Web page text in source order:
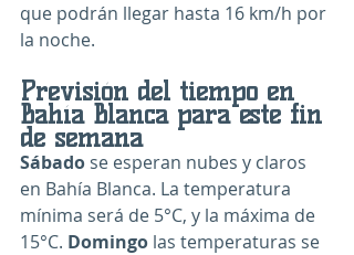
que podrán llegar hasta 16 km/h por
la noche.
Previsión del tiempo en
Bahía Blanca para este fin
de semana
Sábado se esperan nubes y claros
en Bahía Blanca. La temperatura
mínima será de 5°C, y la máxima de
15°C. Domingo las temperaturas se